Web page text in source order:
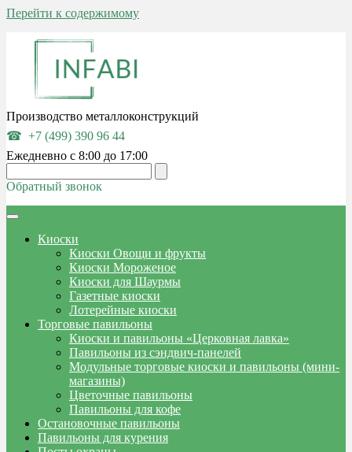
Перейти к содержимому
Производство металлоконструкций
+7 (499) 390 96 44
Ежедневно с 8:00 до 17:00
Обратный звонок
Киоски
Киоски Овощи и фрукты
Киоски Мороженое
Киоски для Шаурмы
Газетные киоски
Лотерейные киоски
Торговые павильоны
Киоски и павильоны «Церковная лавка»
Павильоны из сэндвич-панелей
Модульные торговые киоски и павильоны (мини-
магазины)
Цветочные павильоны
Павильоны для кофе
Остановочные павильоны
Павильоны для курения